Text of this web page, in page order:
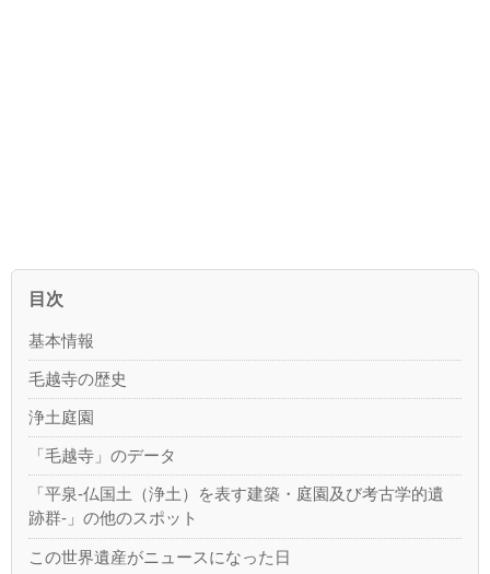
目次
基本情報
毛越寺の歴史
浄土庭園
「毛越寺」のデータ
「平泉-仏国土（浄土）を表す建築・庭園及び考古学的遺
跡群-」の他のスポット
この世界遺産がニュースになった日